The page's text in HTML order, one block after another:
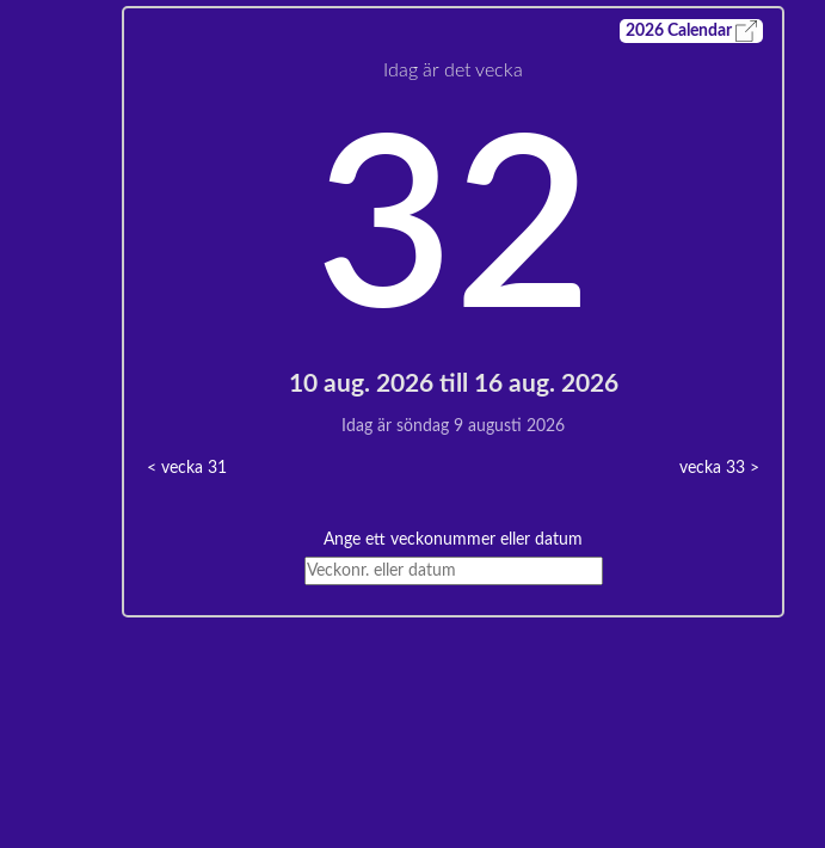
2026 Calendar
Idag är det vecka
32
10 aug. 2026 till 16 aug. 2026
Idag är söndag 9 augusti 2026
< vecka 31 vecka 33 >
Ange ett veckonummer eller datum